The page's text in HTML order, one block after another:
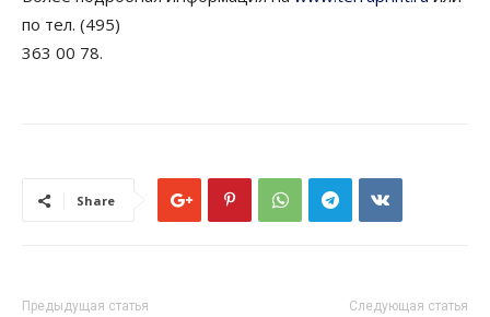
по тел. (495)
363 00 78.
Share
Предыдущая статья Следующая статья